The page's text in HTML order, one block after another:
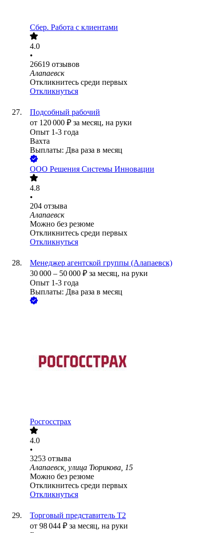
Сбер. Работа с клиентами
4.0
•
26619 отзывов
Алапаевск
Откликнитесь среди первых
Откликнуться
Подсобный рабочий
от 120 000 ₽ за месяц, на руки
Опыт 1-3 года
Вахта
Выплаты: Два раза в месяц
ООО Решения Системы Инновации
4.8
•
204 отзыва
Алапаевск
Можно без резюме
Откликнитесь среди первых
Откликнуться
Менеджер агентской группы (Алапаевск)
30 000 – 50 000 ₽ за месяц, на руки
Опыт 1-3 года
Выплаты: Два раза в месяц
Росгосстрах
4.0
•
3253 отзыва
Алапаевск, улица Тюрикова, 15
Можно без резюме
Откликнитесь среди первых
Откликнуться
Торговый представитель Т2
от 98 044 ₽ за месяц, на руки